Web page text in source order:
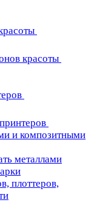
красоты
и композитными
металлами
плоттеров,